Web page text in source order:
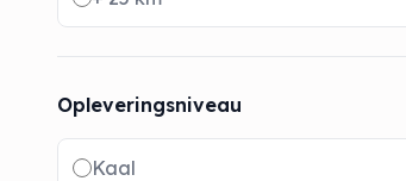
Opleveringsniveau
Radio buttons
Kaal